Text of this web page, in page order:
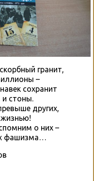
гранит,
–
сохранит
и стоны.
других,
о них –
фашизма…